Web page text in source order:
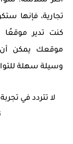
تجارية، فإنها
كنت تدير موقعًا
موقعك يمكن
وسيلة سهلة
لا تتردد في